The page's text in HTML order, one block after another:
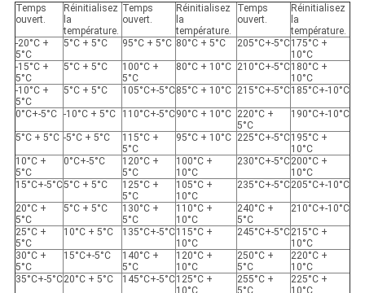
Temps
ouvert.
Réinitialisez
la
température.
Temps
ouvert.
Réinitialisez
la
température.
Temps
ouvert.
Réinitialisez
la
température.
-20°C +
5°C
5°C + 5°C 95°C + 5°C 80°C + 5°C 205°C+-5°C175°C +
10°C
-15°C +
5°C
5°C + 5°C
100°C +
5°C
80°C + 10°C 210°C+-5°C180°C +
10°C
-10°C +
5°C
5°C + 5°C 105°C+-5°C85°C + 10°C 215°C+-5°C185°C+-10°C
0°C+-5°C -10°C + 5°C 110°C+-5°C90°C + 10°C 220°C +
5°C
190°C+-10°C
5°C + 5°C -5°C + 5°C
115°C +
5°C
95°C + 10°C 225°C+-5°C195°C +
10°C
10°C +
5°C
0°C+-5°C
120°C +
5°C
100°C +
10°C
230°C+-5°C200°C +
10°C
15°C+-5°C5°C + 5°C
125°C +
5°C
105°C +
10°C
235°C+-5°C205°C+-10°C
20°C +
5°C
5°C + 5°C
130°C +
5°C
110°C +
10°C
240°C +
5°C
210°C+-10°C
25°C +
5°C
10°C + 5°C 135°C+-5°C115°C +
10°C
245°C+-5°C215°C +
10°C
30°C +
5°C
15°C+-5°C
140°C +
5°C
120°C +
10°C
250°C +
5°C
220°C +
10°C
35°C+-5°C20°C + 5°C 145°C+-5°C125°C +
255°C +
225°C +